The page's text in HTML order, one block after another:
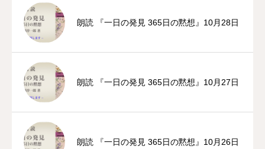
朗読 『一日の発見 365日の黙想』10月28日
朗読 『一日の発見 365日の黙想』10月27日
朗読 『一日の発見 365日の黙想』10月26日